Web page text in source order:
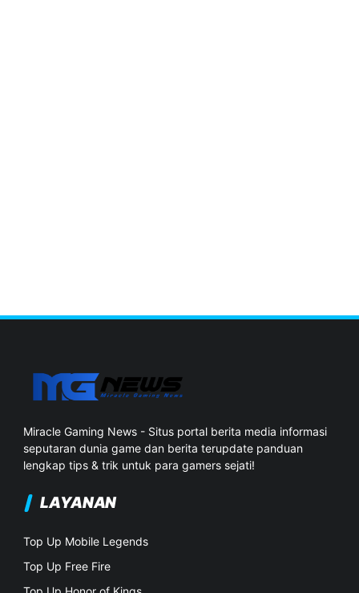
Miracle Gaming News - Situs portal berita media informasi
seputaran dunia game dan berita terupdate panduan
lengkap tips & trik untuk para gamers sejati!
LAYANAN
Top Up Mobile Legends
Top Up Free Fire